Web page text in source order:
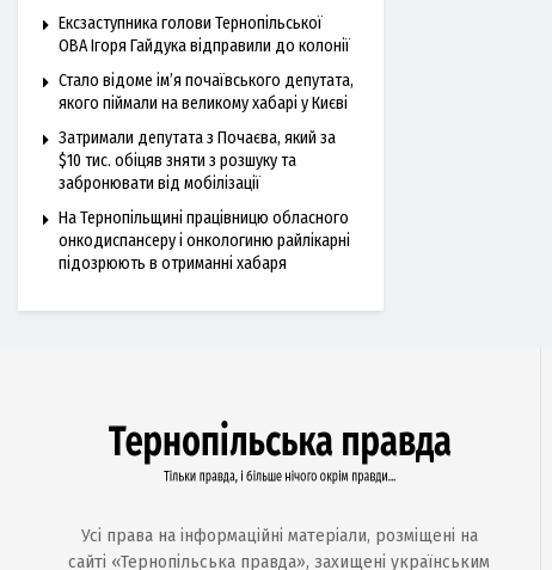
Ексзаступника голови Тернопільської
ОВА Ігоря Гайдука відправили до колонії
Стало відоме ім’я почаївського депутата,
якого піймали на великому хабарі у Києві
Затримали депутата з Почаєва, який за
$10 тис. обіцяв зняти з розшуку та
забронювати від мобілізації
На Тернопільщині працівницю обласного
онкодиспансеру і онкологиню райлікарні
підозрюють в отриманні хабаря
Усі права на інформаційні матеріали, розміщені на
сайті «Тернопільська правда», захищені українським